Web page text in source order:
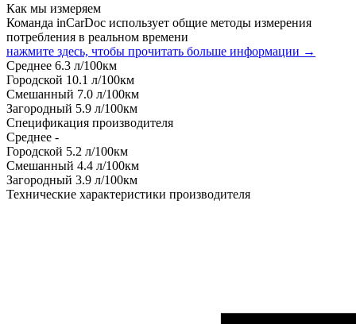
Как мы измеряем
Команда inCarDoc использует общие методы измерения
потребления в реальном времени
нажмите здесь, чтобы прочитать больше информации →
Среднее 6.3 л/100км
Городской 10.1 л/100км
Смешанный 7.0 л/100км
Загородный 5.9 л/100км
Спецификация производителя
Среднее -
Городской 5.2 л/100км
Смешанный 4.4 л/100км
Загородный 3.9 л/100км
Технические характеристики производителя